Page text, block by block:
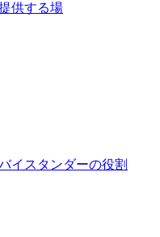
供する場
イスタンダーの役割